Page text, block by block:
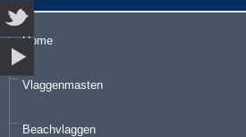
Home
Vlaggenmasten
Beachvlaggen